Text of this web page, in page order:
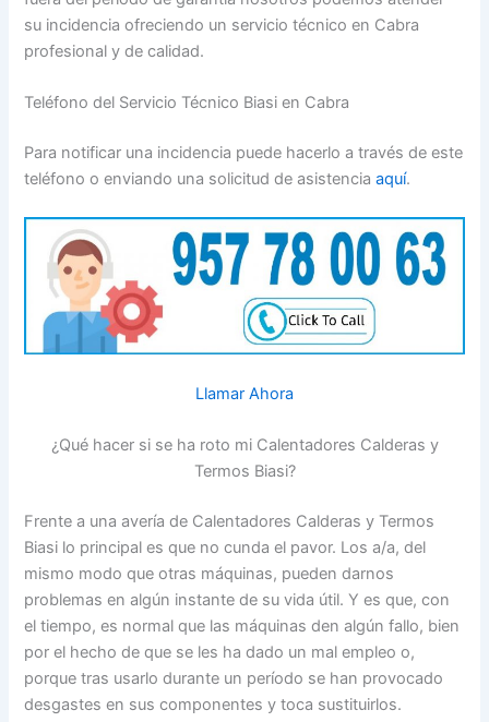
su incidencia ofreciendo un servicio técnico en Cabra
profesional y de calidad.
Teléfono del Servicio Técnico Biasi en Cabra
Para notificar una incidencia puede hacerlo a través de este
teléfono o enviando una solicitud de asistenciaaquí.
Llamar Ahora
¿Qué hacer si se ha roto mi Calentadores Calderas y
Termos Biasi?
Frente a una avería de Calentadores Calderas y Termos
Biasi lo principal es que no cunda el pavor. Los a/a, del
mismo modo que otras máquinas, pueden darnos
problemas en algún instante de su vida útil. Y es que, con
el tiempo, es normal que las máquinas den algún fallo, bien
por el hecho de que se les ha dado un mal empleo o,
porque tras usarlo durante un período se han provocado
desgastes en sus componentes y toca sustituirlos.